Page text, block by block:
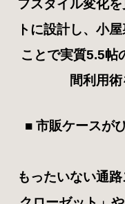
フスタイル変化
トに設計し、小
ことで実質5.5帖
間利用術
■ 市販ケースが
もったいない通